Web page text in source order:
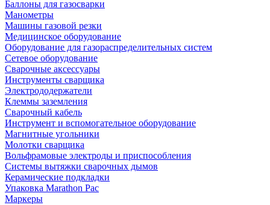
Баллоны для газосварки
Манометры
Машины газовой резки
Медицинское оборудование
Оборудование для газораспределительных систем
Сетевое оборудование
Сварочные аксессуары
Инструменты сварщика
Электрододержатели
Клеммы заземления
Сварочный кабель
Инструмент и вспомогательное оборудование
Магнитные угольники
Молотки сварщика
Вольфрамовые электроды и приспособления
Системы вытяжки сварочных дымов
Керамические подкладки
Упаковка Marathon Pac
Маркеры